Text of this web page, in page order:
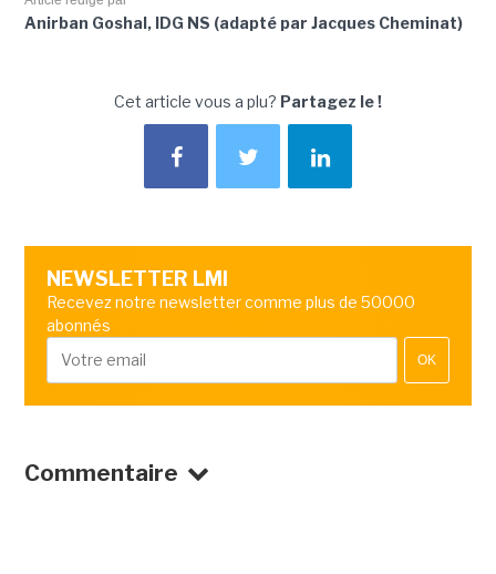
Anirban Goshal, IDG NS (adapté par Jacques Cheminat)
Cet article vous a plu? Partagez le !
NEWSLETTER LMI
Recevez notre newsletter comme plus de 50000
abonnés
OK
Commentaire